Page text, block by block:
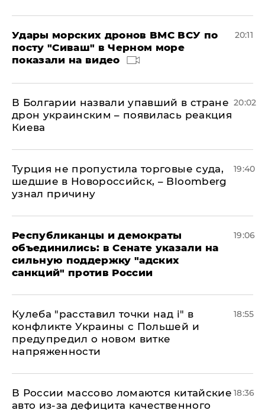
Удары морских дронов ВМС ВСУ по
посту "Сиваш" в Черном море
показали на видео
20:11
В Болгарии назвали упавший в стране
дрон украинским – появилась реакция
Киева
20:02
Турция не пропустила торговые суда,
шедшие в Новороссийск, – Bloomberg
узнал причину
19:40
Республиканцы и демократы
объединились: в Сенате указали на
сильную поддержку "адских
санкций" против России
19:06
Кулеба "расставил точки над і" в
конфликте Украины с Польшей и
предупредил о новом витке
напряженности
18:55
В России массово ломаются китайские
авто из-за дефицита качественного
18:36